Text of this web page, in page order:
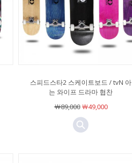
스피드스타2 스케이트보드 / tvN 아
는 와이프 드라마 협찬
￦89,000￦49,000